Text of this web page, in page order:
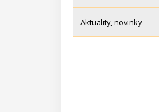
Aktuality, novinky